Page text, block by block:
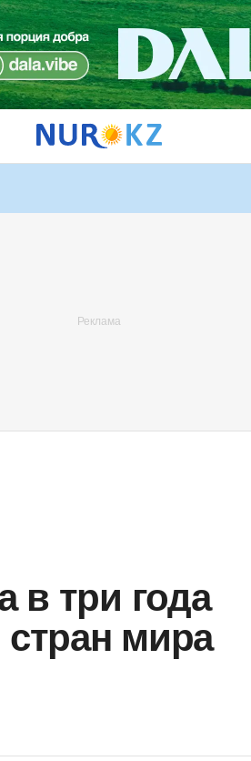
в три года
мира